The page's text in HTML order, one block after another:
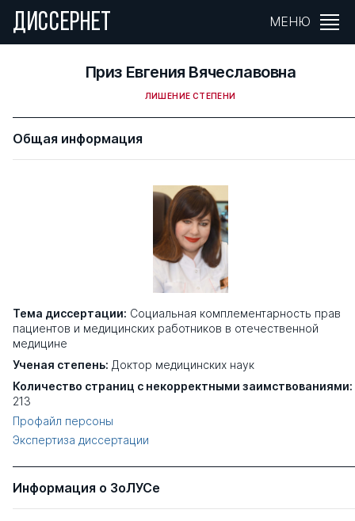
ДИССЕРНЕТ МЕНЮ
Приз Евгения Вячеславовна
ЛИШЕНИЕ СТЕПЕНИ
Общая информация
Тема диссертации: Социальная комплементарность прав
пациентов и медицинских работников в отечественной
медицине
Ученая степень: Доктор медицинских наук
Количество страниц с некорректными заимствованиями:
213
Профайл персоны
Экспертиза диссертации
Информация о ЗоЛУСе